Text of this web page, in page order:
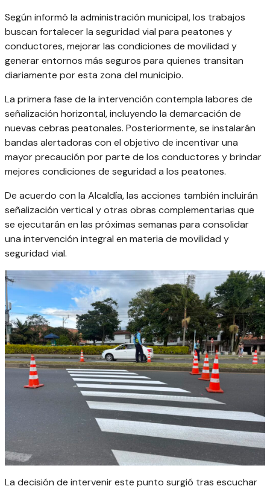
Según informó la administración municipal, los trabajos
buscan fortalecer la seguridad vial para peatones y
conductores, mejorar las condiciones de movilidad y
generar entornos más seguros para quienes transitan
diariamente por esta zona del municipio.
La primera fase de la intervención contempla labores de
señalización horizontal, incluyendo la demarcación de
nuevas cebras peatonales. Posteriormente, se instalarán
bandas alertadoras con el objetivo de incentivar una
mayor precaución por parte de los conductores y brindar
mejores condiciones de seguridad a los peatones.
De acuerdo con la Alcaldía, las acciones también incluirán
señalización vertical y otras obras complementarias que
se ejecutarán en las próximas semanas para consolidar
una intervención integral en materia de movilidad y
seguridad vial.
La decisión de intervenir este punto surgió tras escuchar